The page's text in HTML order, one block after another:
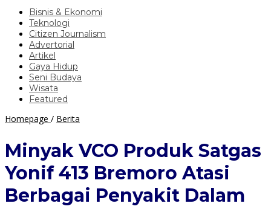
Bisnis & Ekonomi
Teknologi
Citizen Journalism
Advertorial
Artikel
Gaya Hidup
Seni Budaya
Wisata
Featured
Homepage / Berita
Produk
Satgas
Yonif
413
Bremoro
Atasi
Minyak VCO Produk Satgas
Yonif 413 Bremoro Atasi
Berbagai Penyakit Dalam